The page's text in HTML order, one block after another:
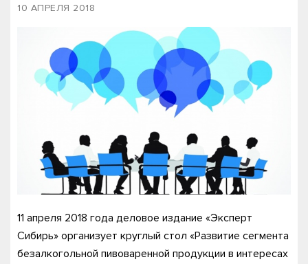
10 АПРЕЛЯ 2018
11 апреля 2018 года деловое издание «Эксперт
Сибирь» организует круглый стол «Развитие сегмента
безалкогольной пивоваренной продукции в интересах